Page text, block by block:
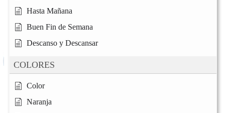
Hasta Mañana
Buen Fin de Semana
Descanso y Descansar
COLORES
Color
Naranja